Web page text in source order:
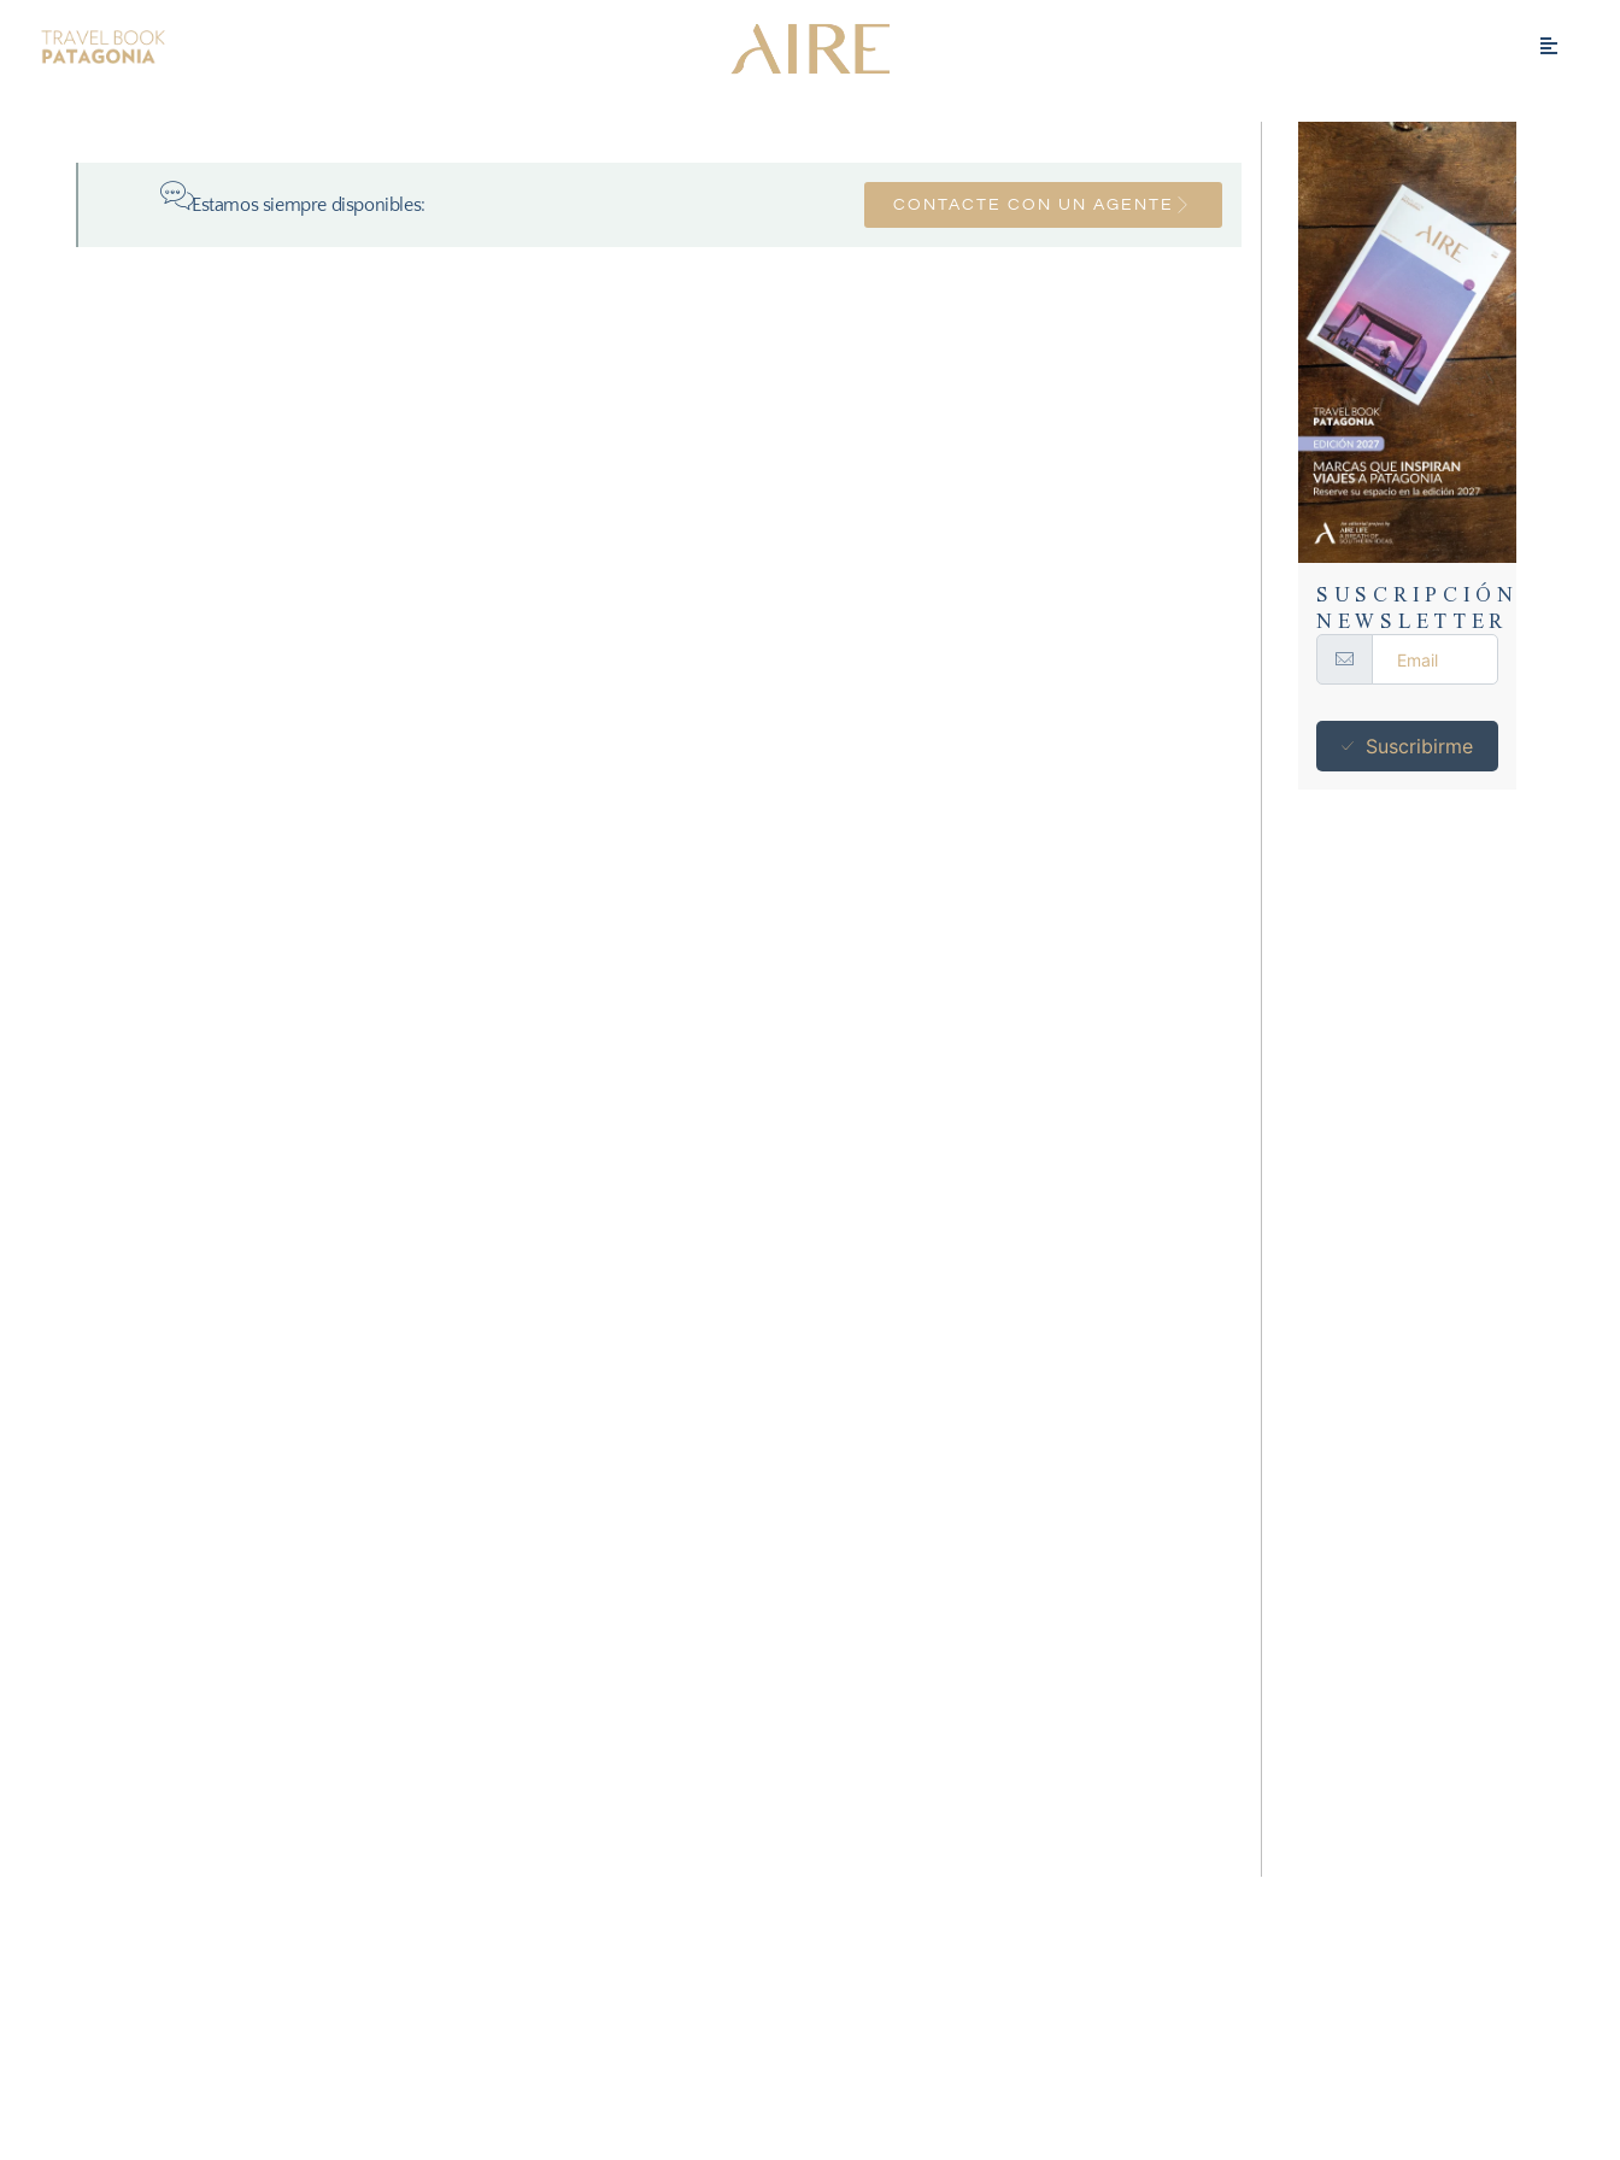
Estamos siempre disponibles: CONTACTE CON UN AGENTE
SUSCRIPCIÓN
NEWSLETTER
Suscribirme